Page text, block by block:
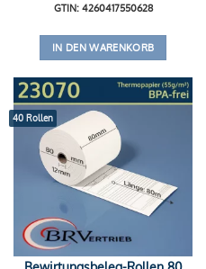
GTIN: 4260417550628
IN DEN WARENKORB
40 Rollen